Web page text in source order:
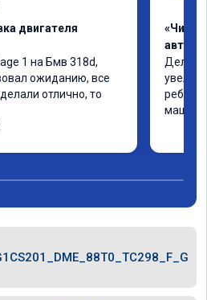
двигателя
1 на Бмв 318d,
ожиданию, все
отлично, то
«Чип
Делали
ребята
машина